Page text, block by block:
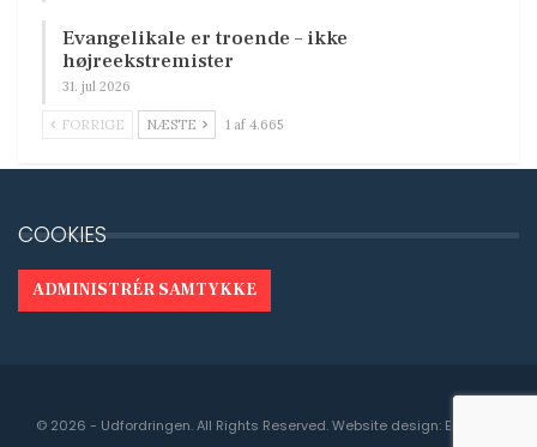
Evangelikale er troende – ikke
højreekstremister
31. jul 2026
FORRIGE NÆSTE 1 af 4.665
COOKIES
ADMINISTRÉR SAMTYKKE
© 2026 - Udfordringen. All Rights Reserved.Website design: Engedal